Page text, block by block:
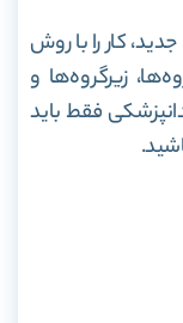
کار را با روش
زیرگروه‌ها و
فقط باید